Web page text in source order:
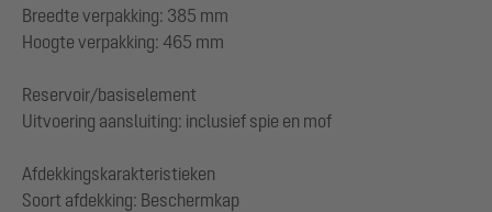
Breedte verpakking: 385 mm
Hoogte verpakking: 465 mm
Reservoir/basiselement
Uitvoering aansluiting: inclusief spie en mof
Afdekkingskarakteristieken
Soort afdekking: Beschermkap